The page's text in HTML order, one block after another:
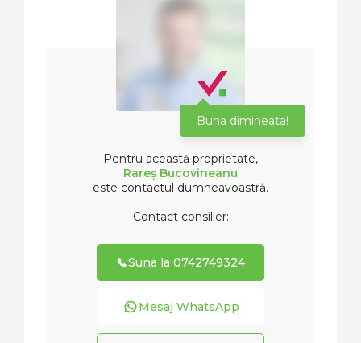
Buna dimineata!
Pentru această proprietate,
Rareș Bucovineanu
este contactul dumneavoastră.
Contact consilier:
Suna la 0742749324
Mesaj WhatsApp